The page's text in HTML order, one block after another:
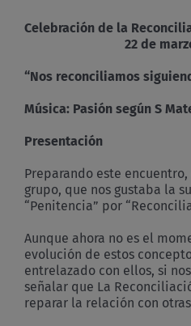
Celebración de la
22 de marzo
“Nos reconciliamos
Música: Pasión según S
Presentación
Preparando este
grupo, que nos gustaba la
“Penitencia” por
Aunque ahora no es el
evolución de estos
entrelazado con ellos, si
señalar que La
reparar la relación con